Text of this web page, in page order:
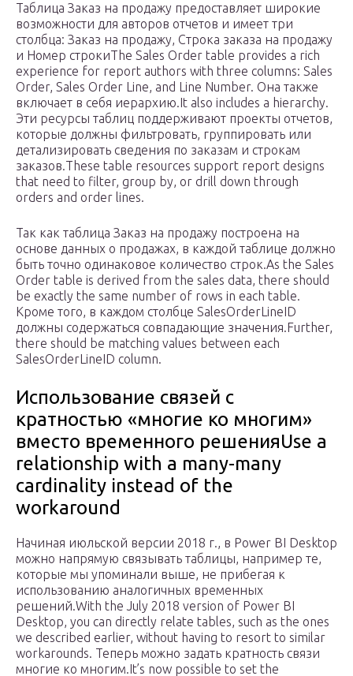
Таблица Заказ на продажу предоставляет широкие
возможности для авторов отчетов и имеет три
столбца: Заказ на продажу, Строка заказа на продажу
и Номер строкиThe Sales Order table provides a rich
experience for report authors with three columns: Sales
Order, Sales Order Line, and Line Number. Она также
включает в себя иерархию.It also includes a hierarchy.
Эти ресурсы таблиц поддерживают проекты отчетов,
которые должны фильтровать, группировать или
детализировать сведения по заказам и строкам
заказов.These table resources support report designs
that need to filter, group by, or drill down through
orders and order lines.
Так как таблица Заказ на продажу построена на
основе данных о продажах, в каждой таблице должно
быть точно одинаковое количество строк.As the Sales
Order table is derived from the sales data, there should
be exactly the same number of rows in each table.
Кроме того, в каждом столбце SalesOrderLineID
должны содержаться совпадающие значения.Further,
there should be matching values between each
SalesOrderLineID column.
Использование связей с
кратностью «многие ко многим»
вместо временного решенияUse a
relationship with a many-many
cardinality instead of the
workaround
Начиная июльской версии 2018 г., в Power BI Desktop
можно напрямую связывать таблицы, например те,
которые мы упоминали выше, не прибегая к
использованию аналогичных временных
решений.With the July 2018 version of Power BI
Desktop, you can directly relate tables, such as the ones
we described earlier, without having to resort to similar
workarounds. Теперь можно задать кратность связи
многие ко многим.It’s now possible to set the